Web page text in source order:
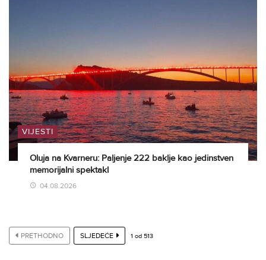
VIJESTI
Oluja na Kvarneru: Paljenje 222 baklje kao jedinstven
memorijalni spektakl
04.08.2026
PRETHODNO SLJEDEĆE 1 od 513